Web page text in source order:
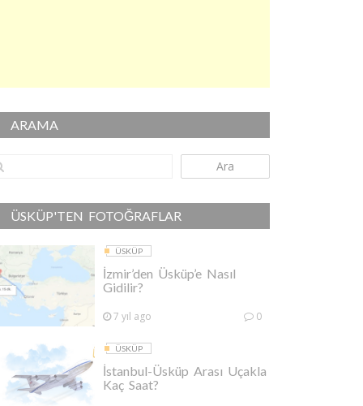
ARAMA
Ara
ÜSKÜP'TEN FOTOĞRAFLAR
ÜSKÜP
İzmir’den Üsküp’e Nasıl
Gidilir?
7 yıl ago 0
ÜSKÜP
İstanbul-Üsküp Arası Uçakla
Kaç Saat?